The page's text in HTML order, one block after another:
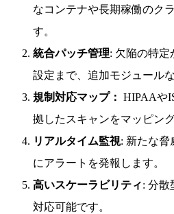
なコンテナや長期稼働のク
す。
統合パッチ管理: 欠陥の特定
設定まで、追加モジュール
規制対応マップ： HIPAAや
拠したスキャンをマッピング
リアルタイム監視: 新たな脅
にアラートを発報します。
高いスケーラビリティ: 分散
対応可能です。